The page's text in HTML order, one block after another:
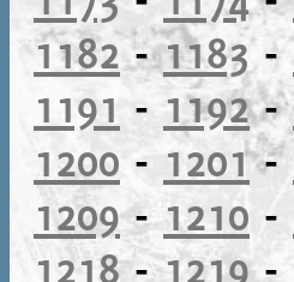
1182-1183-
1191 - 1192-
1200 - 1201-
1209-1210 -
1218-1219-